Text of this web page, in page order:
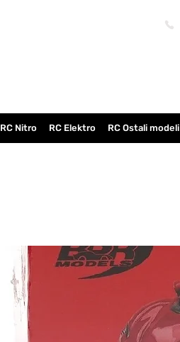
RC Nitro RC Elektro RC Ostali modeli